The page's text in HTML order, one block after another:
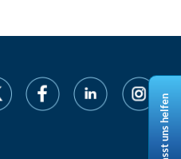
Lasst uns helfen